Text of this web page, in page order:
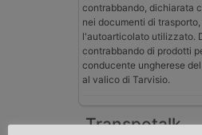
contrabbando, dichiarata
nei documenti di trasporto,
l'autoarticolato utilizzato.
contrabbando di prodotti
conducente ungherese
al valico di Tarvisio.
Transpotalk